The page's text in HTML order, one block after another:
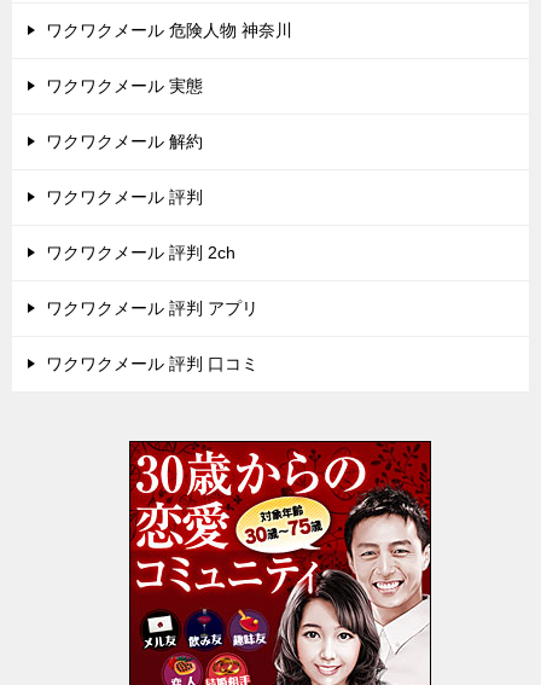
ワクワクメール 危険人物 神奈川
ワクワクメール 実態
ワクワクメール 解約
ワクワクメール 評判
ワクワクメール 評判 2ch
ワクワクメール 評判 アプリ
ワクワクメール 評判 口コミ